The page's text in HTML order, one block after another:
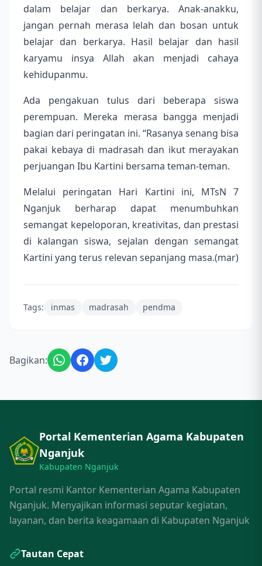
dalam belajar dan berkarya. Anak-anakku,
jangan pernah merasa lelah dan bosan untuk
belajar dan berkarya. Hasil belajar dan hasil
karyamu insya Allah akan menjadi cahaya
kehidupanmu.
Ada pengakuan tulus dari beberapa siswa
perempuan. Mereka merasa bangga menjadi
bagian dari peringatan ini. “Rasanya senang bisa
pakai kebaya di madrasah dan ikut merayakan
perjuangan Ibu Kartini bersama teman-teman.
Melalui peringatan Hari Kartini ini, MTsN 7
Nganjuk berharap dapat menumbuhkan
semangat kepeloporan, kreativitas, dan prestasi
di kalangan siswa, sejalan dengan semangat
Kartini yang terus relevan sepanjang masa.(mar)
Tags: inmas madrasah pendma
Bagikan:
Portal Kementerian Agama Kabupaten
Nganjuk
Kabupaten Nganjuk
Portal resmi Kantor Kementerian Agama Kabupaten
Nganjuk. Menyajikan informasi seputar kegiatan,
layanan, dan berita keagamaan di Kabupaten Nganjuk
Tautan Cepat